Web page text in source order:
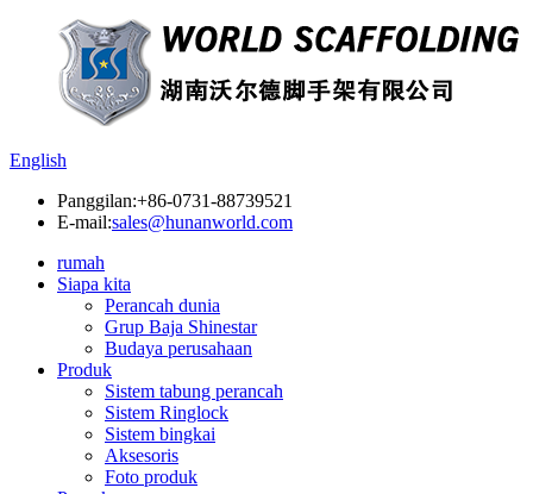
English
Panggilan:+86-0731-88739521
E-mail:sales@hunanworld.com
rumah
Siapa kita
Perancah dunia
Grup Baja Shinestar
Budaya perusahaan
Produk
Sistem tabung perancah
Sistem Ringlock
Sistem bingkai
Aksesoris
Foto produk